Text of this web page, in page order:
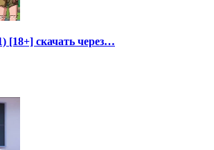
[18+] скачать через…